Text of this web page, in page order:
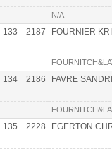
N/A
133 2187 FOURNIER
134 2186 FAVRE
135 2228 EGERTON